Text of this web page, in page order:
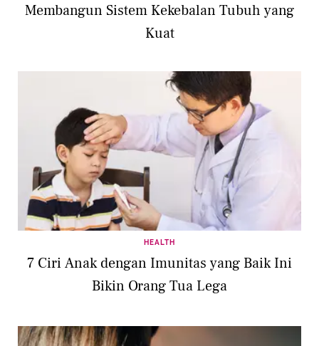
Membangun Sistem Kekebalan Tubuh yang
Kuat
HEALTH
7 Ciri Anak dengan Imunitas yang Baik Ini
Bikin Orang Tua Lega